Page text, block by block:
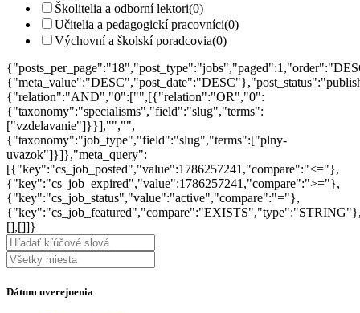
Školitelia a odborní lektori(0)
Učitelia a pedagogickí pracovníci(0)
Výchovní a školskí poradcovia(0)
{"relation":"AND","0":["",[{"relation":"OR","0":
{"taxonomy":"specialisms","field":"slug","terms":
["vzdelavanie"]}}],"","",
{"taxonomy":"job_type","field":"slug","terms":["plny-
uvazok"]}]},"meta_query":
[{"key":"cs_job_posted","value":1786257241,"compare":"<="},
{"key":"cs_job_expired","value":1786257241,"compare":">="},
{"key":"cs_job_status","value":"active","compare":"="},
[],[]]}
Dátum uverejnenia